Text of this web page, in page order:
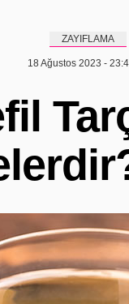
ZAYIFLAMA
18 Ağustos 2023 -